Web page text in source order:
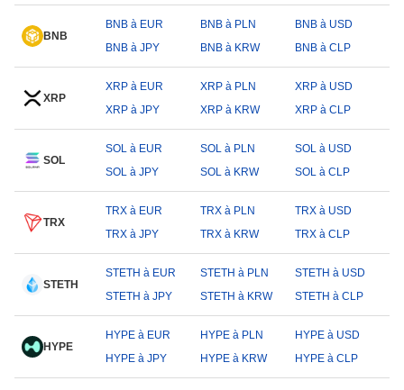
BNB
BNB à EUR BNB à PLN
BNB à USD
BNB à JPY
BNB à KRW BNB à CLP
XRP
XRP à EUR XRP à PLN
XRP à USD
XRP à JPY
XRP à KRW XRP à CLP
SOL
SOL à EUR SOL à PLN
SOL à USD
SOL à JPY
SOL à KRW SOL à CLP
TRX
TRX à EUR TRX à PLN
TRX à USD
TRX à JPY
TRX à KRW TRX à CLP
STETH
STETH à EUR STETH à PLN
STETH à USD
STETH à JPY
STETH à KRW STETH à CLP
HYPE
HYPE à EUR HYPE à PLN
HYPE à USD
HYPE à JPY
HYPE à KRW HYPE à CLP